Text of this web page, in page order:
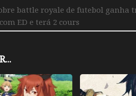
battle royale de futebol ganha
com ED e terá 2 cours